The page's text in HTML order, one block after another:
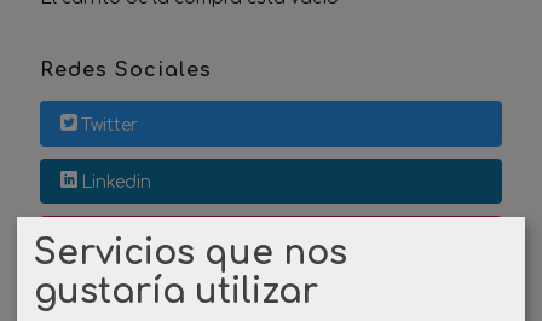
Redes Sociales
Twitter
Linkedin
Instagram
Facebook
Servicios que nos
gustaría utilizar